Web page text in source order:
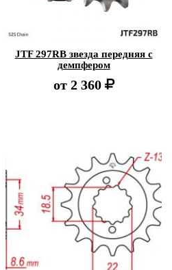
JTF 297RB звезда передняя c
демпфером
от 2 360